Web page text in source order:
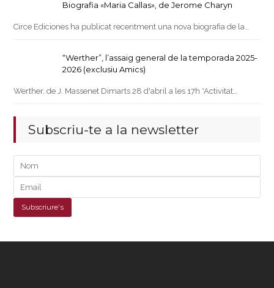
Biografia «Maria Callas», de Jerome Charyn
Circe Ediciones ha publicat recentment una nova biografia de la…
“Werther”, l’assaig general de la temporada 2025-
2026 (exclusiu Amics)
Werther, de J. Massenet Dimarts 28 d'abril a les 17h *Activitat…
Subscriu-te a la newsletter